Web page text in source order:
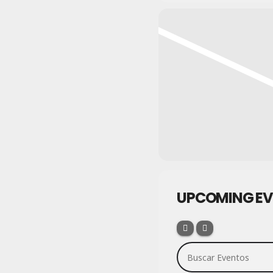
UPCOMING
Buscar Eventos